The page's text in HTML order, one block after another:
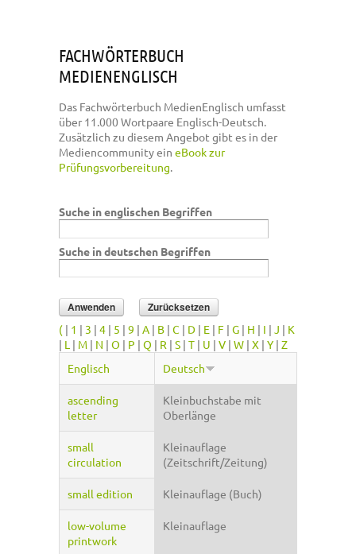
FACHWÖRTERBUCH
MEDIENENGLISCH
Das Fachwörterbuch MedienEnglisch umfasst
über 11.000 Wortpaare Englisch-Deutsch.
Zusätzlich zu diesem Angebot gibt es in der
Mediencommunity ein eBook zur
Prüfungsvorbereitung.
Suche in englischen Begriffen
Suche in deutschen Begriffen
( | 1 | 3 | 4 | 5 | 9 | A | B | C | D | E | F | G | H | I | J | K
| L | M | N | O | P | Q | R | S | T | U | V | W | X | Y | Z
Englisch
Deutsch
ascending
letter
Kleinbuchstabe mit
Oberlänge
small
circulation
Kleinauflage
(Zeitschrift/Zeitung)
small edition Kleinauflage (Buch)
low-volume
printwork
Kleinauflage